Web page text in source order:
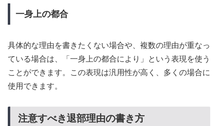
一身上の都合
具体的な理由を書きたくない場合や、複数の理由が重なっ
ている場合は、「一身上の都合により」という表現を使う
ことができます。この表現は汎用性が高く、多くの場合に
使用できます。
注意すべき退部理由の書き方